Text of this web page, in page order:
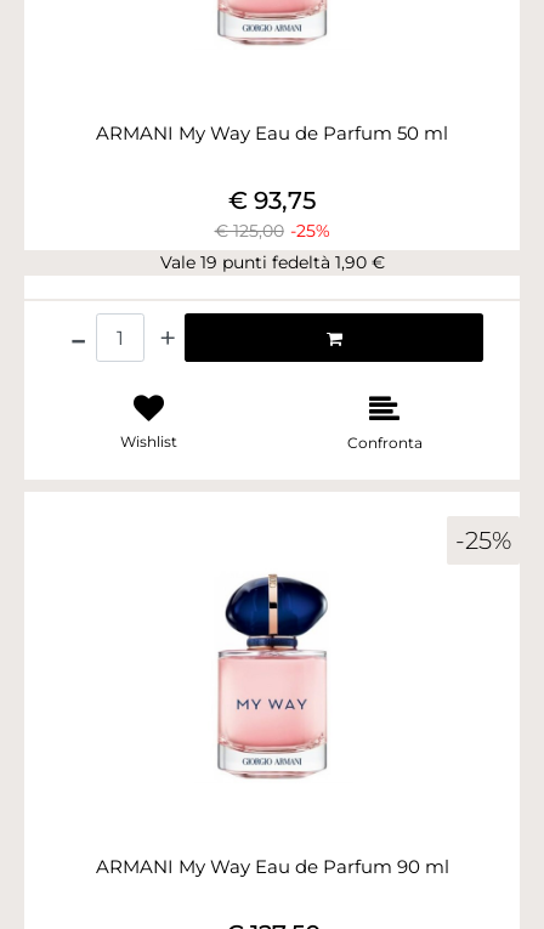
ARMANI My Way Eau de Parfum 50 ml
€ 125,00 -25%
€ 93,75
Vale 19 punti fedeltà 1,90 €
Wishlist Confronta
-25%
ARMANI My Way Eau de Parfum 90 ml